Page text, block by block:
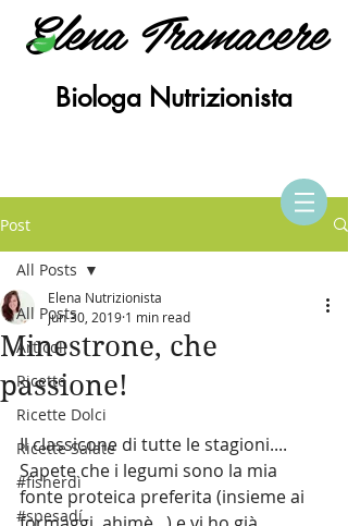
Elena Tramacere
Biologa Nutrizionista
Post
All Posts
Articoli
Ricette
Ricette Dolci
Ricette Salate
#fisherdì
#spesadí
All Posts
Minestrone, che
passione!
Elena Nutrizionista
Jun 30, 2019 1 min read
Il classicone di tutte le stagioni....
Sapete che i legumi sono la mia
fonte proteica preferita (insieme ai